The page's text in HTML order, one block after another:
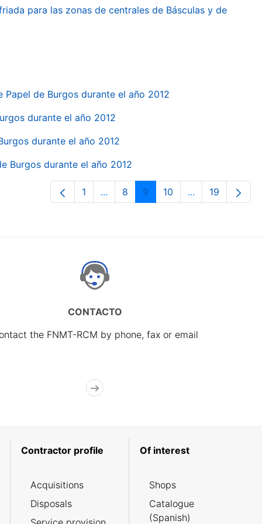
para las zonas de centrales de Básculas y de
de Burgos durante el año 2012
durante el año 2012
durante el año 2012
Burgos durante el año 2012
Page
1 ...Intermediate Pages Use TAB to
Page
8 Page
9 Page
10 ...Intermediate
Page
19
CONTACTO
the FNMT-RCM by phone, fax or email
Contractor profile
Acquisitions
Disposals
Of interest
Shops
Catalogue
(Spanish)